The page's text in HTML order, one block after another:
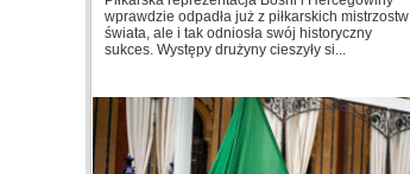
wprawdzie odpadła już z piłkarskich mistrzostw
świata, ale i tak odniosła swój historyczny
sukces. Występy drużyny cieszyły si...